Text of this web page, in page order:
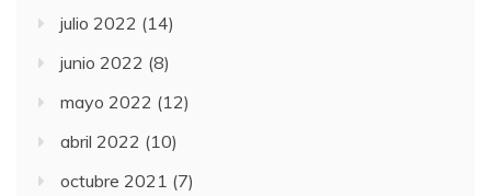
julio 2022 (14)
junio 2022 (8)
mayo 2022 (12)
abril 2022 (10)
octubre 2021 (7)